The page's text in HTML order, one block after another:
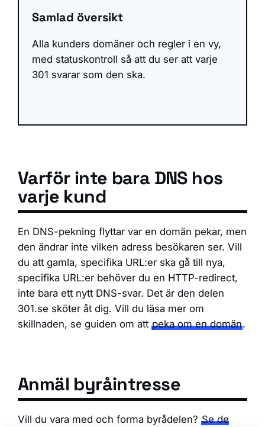
Samlad översikt
Alla kunders domäner och regler i en vy,
med statuskontroll så att du ser att varje
301 svarar som den ska.
Varför inte bara DNS hos
varje kund
En DNS-pekning flyttar var en domän pekar, men
den ändrar inte vilken adress besökaren ser. Vill
du att gamla, specifika URL:er ska gå till nya,
specifika URL:er behöver du en HTTP-redirect,
inte bara ett nytt DNS-svar. Det är den delen
301.se sköter åt dig. Vill du läsa mer om
skillnaden, se guiden om att peka om en domän.
Anmäl byråintresse
Vill du vara med och forma byrådelen? Se de